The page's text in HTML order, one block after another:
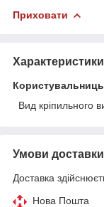
Приховати
Характеристики
Вид кріпильного
Умови доставки
Доставка
Нова Пошта